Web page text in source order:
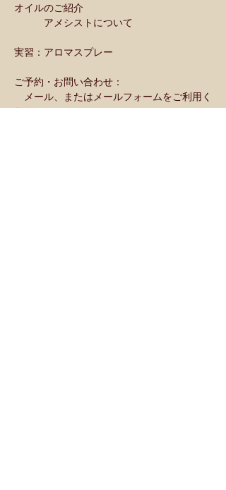
オイルのご紹介
アメシストについて
実習：アロマスプレー
ご予約・お問い合わせ：
メール、またはメールフォームをご利用く
ださい。